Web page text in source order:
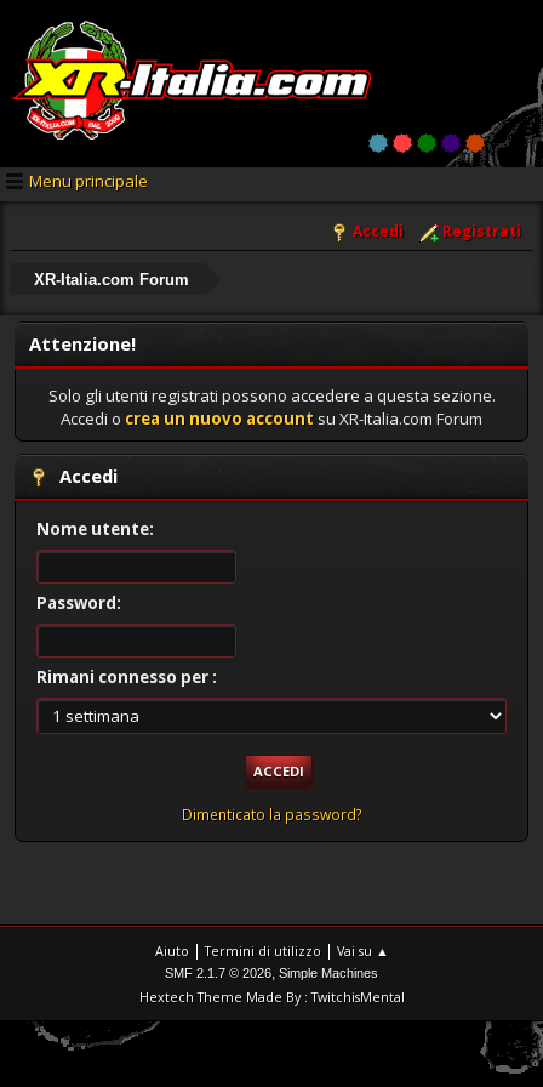
Menu principale
Accedi Registrati
XR-Italia.com Forum
Attenzione!
Solo gli utenti registrati possono accedere a questa sezione.
Accedi o crea un nuovo account su XR-Italia.com Forum
Accedi
Nome utente:
Password:
Rimani connesso per :
Dimenticato la password?
Aiuto |Termini di utilizzo | Vai su ▲
SMF 2.1.7 © 2026, Simple Machines
Hextech Theme Made By : TwitchisMental